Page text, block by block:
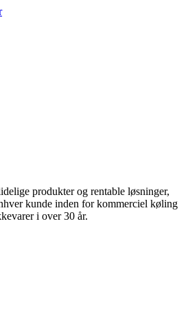
produkter og rentable løsninger,
kunde inden for kommerciel køling
i over 30 år.